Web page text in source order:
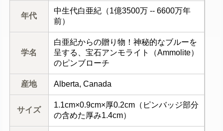
年代
中生代白亜紀（1億3500万 -- 6600万年
前）
学名
白亜紀からの贈り物！神秘的なブルーを
呈する、宝石アンモライト（Ammolite）
のピンブローチ
産地 Alberta, Canada
サイズ
1.1cm×0.9cm×厚0.2cm（ピンバッジ部分
の含めた厚み1.4cm）